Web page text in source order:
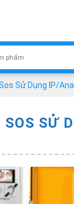
Sử Dụng IP/
SỬ